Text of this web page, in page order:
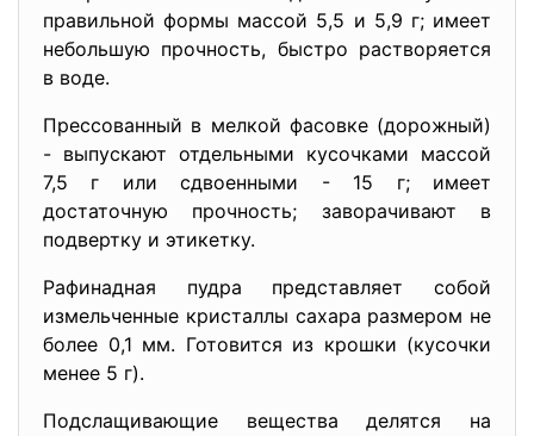
правильной формы массой 5,5 и 5,9 г; имеет
небольшую прочность, быстро растворяется
в воде.
Прессованный в мелкой фасовке (дорожный)
- выпускают отдельными кусочками массой
7,5 г или сдвоенными - 15 г; имеет
достаточную прочность; заворачивают в
подвертку и этикетку.
Рафинадная пудра представляет собой
измельченные кристаллы сахара размером не
более 0,1 мм. Готовится из крошки (кусочки
менее 5 г).
Подслащивающие вещества делятся на